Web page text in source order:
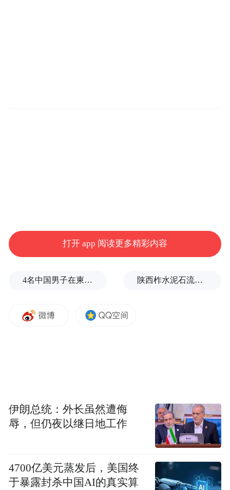
15岁青少年广泛征集志愿力量，经家长自
荐、社区综合考察，最终选拔出12名首批红
领巾志愿者。授旗仪式现场，又有近20名家
了充足力量。
打开 app 阅读更多精彩内容
4名中国男子在柬埔寨杀人抛尸，被判无期 陕西柞水泥石流已致2人死亡，仍有1人失联
伊朗总统：外长虽然遭侮
辱，但仍夜以继日地工作
4700亿美元蒸发后，美国终
于暴露封杀中国AI的真实算